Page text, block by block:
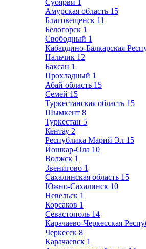
Суоярви 1
Амурская область 15
Благовещенск 11
Белогорск 1
Свободный 1
Кабардино-Балкарская
Нальчик 12
Баксан 1
Прохладный 1
Абай область 15
Семей 15
Туркестанская область 15
Шымкент 8
Туркестан 5
Кентау 2
Республика Марий Эл 15
Йошкар-Ола 10
Волжск 1
Звенигово 1
Сахалинская область 15
Южно-Сахалинск 10
Невельск 1
Корсаков 1
Севастополь 14
Карачаево-Черкесская
Черкесск 8
Карачаевск 1